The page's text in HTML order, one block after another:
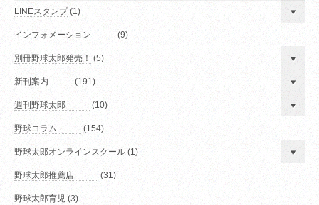
LINEスタンプ(1)
インフォメーション (9)
別冊野球太郎発売！ (5)
新刊案内 (191)
週刊野球太郎 (10)
野球コラム (154)
野球太郎オンラインスクール (1)
野球太郎推薦店 (31)
野球太郎育児 (3)